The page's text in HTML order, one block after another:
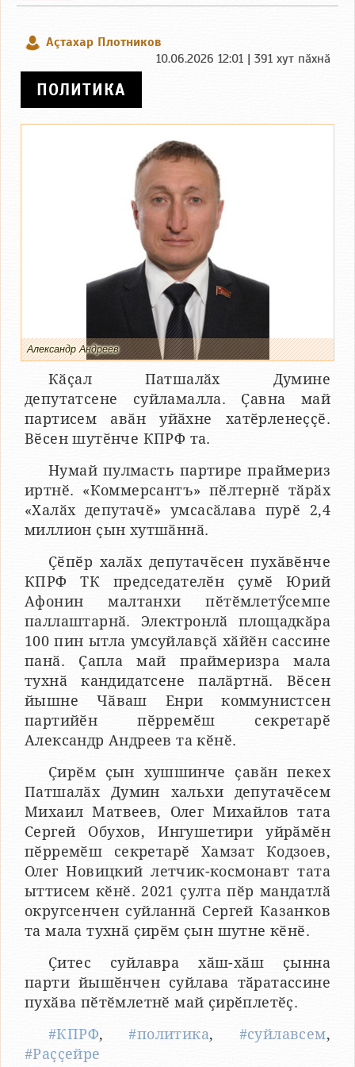
Аçтахар Плотников
10.06.2026 12:01 | 391 хут пӑхнӑ
ПОЛИТИКА
Александр Андреев
Кӑҫал Патшалӑх Думине
депутатсене суйламалла. Ҫавна май
партисем авӑн уйӑхне хатӗрленеҫҫӗ.
Вӗсен шутӗнче КПРФ та.
Нумай пулмасть партире праймериз
иртнӗ. «Коммерсантъ» пӗлтернӗ тӑрӑх
«Халӑх депутачӗ» умсасӑлава пурӗ 2,4
миллион ҫын хутшӑннӑ.
Ҫӗпӗр халӑх депутачӗсен пухӑвӗнче
КПРФ ТК председателӗн ҫумӗ Юрий
Афонин малтанхи пӗтӗмлетӳсемпе
паллаштарнӑ. Электронлӑ площадкӑра
100 пин ытла умсуйлавҫӑ хӑйӗн сассине
панӑ. Ҫапла май праймеризра мала
тухнӑ кандидатсене палӑртнӑ. Вӗсен
йышне Чӑваш Енри коммунистсен
партийӗн пӗрремӗш секретарӗ
Александр Андреев та кӗнӗ.
Ҫирӗм ҫын хушшинче ҫавӑн пекех
Патшалӑх Думин хальхи депутачӗсем
Михаил Матвеев, Олег Михайлов тата
Сергей Обухов, Ингушетири уйрӑмӗн
пӗрремӗш секретарӗ Хамзат Кодзоев,
Олег Новицкий летчик-космонавт тата
ыттисем кӗнӗ. 2021 ҫулта пӗр мандатлӑ
округсенчен суйланнӑ Сергей Казанков
та мала тухнӑ ҫирӗм ҫын шутне кӗнӗ.
Ҫитес суйлавра хӑш-хӑш ҫынна
парти йышӗнчен суйлава тӑратассине
пухӑва пӗтӗмлетнӗ май ҫирӗплетӗҫ.
#КПРФ,#политика, #суйлавсем,
#Раҫҫейре